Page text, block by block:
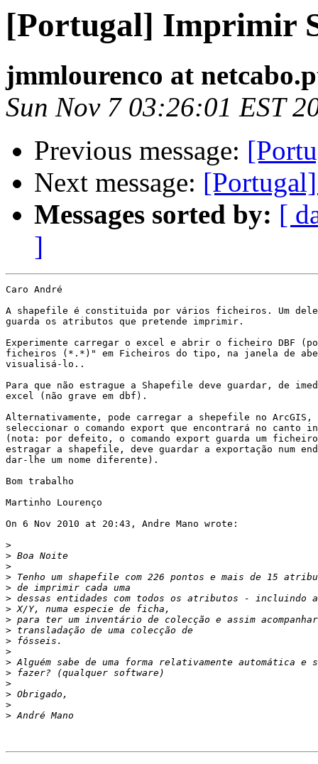
[Portugal] Imprimir
jmmlourenco at
Sun Nov 7 03:26:01 EST
Previous message:
Next message:
Messages sorted by: [
]
Caro André
A shapefile é constituida por vários ficheiros. Um
guarda os atributos que pretende imprimir.
Experimente carregar o excel e abrir o ficheiro DBF
ficheiros (*.*)" em Ficheiros do tipo, na janela de
visualisá-lo..
Para que não estrague a Shapefile deve guardar, de
excel (não grave em dbf).
Alternativamente, pode carregar a shepefile no
seleccionar o comando export que encontrará no
(nota: por defeito, o comando export guarda um
estragar a shapefile, deve guardar a exportação num
dar-lhe um nome diferente).
Bom trabalho
Martinho Lourenço
On 6 Nov 2010 at 20:43, Andre Mano wrote:
>
>
>
>
>
>
>
>
>
>
>
>
>
>
>
>
>